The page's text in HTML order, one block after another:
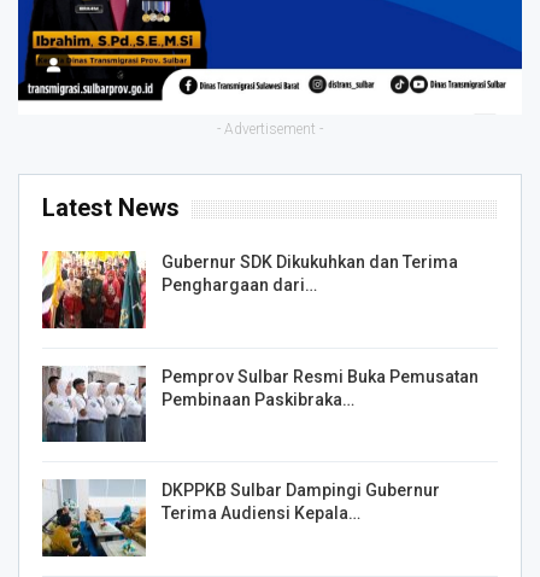
- Advertisement -
Latest News
Gubernur SDK Dikukuhkan dan Terima
Penghargaan dari…
Pemprov Sulbar Resmi Buka Pemusatan
Pembinaan Paskibraka…
DKPPKB Sulbar Dampingi Gubernur
Terima Audiensi Kepala…